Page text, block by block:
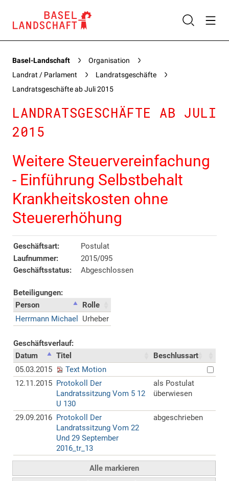
Basel-Landschaft
Organisation
Landrat / Parlament
Landratsgeschäfte
Landratsgeschäfte ab Juli 2015
LANDRATSGESCHÄFTE AB JULI
2015